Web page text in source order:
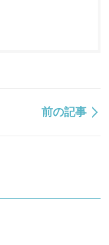
前の記事